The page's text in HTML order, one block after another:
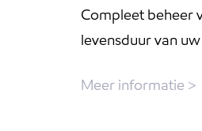
Compleet beheer
levensduur van
Meer informatie >